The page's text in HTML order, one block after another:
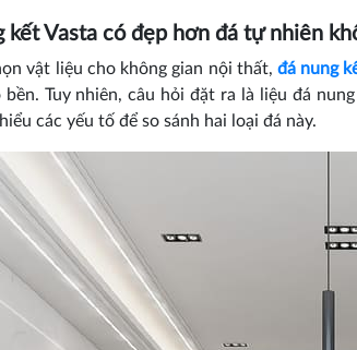
kết Vasta có đẹp hơn đá tự nhiên
vật liệu cho không gian nội thất, đá nung
bền. Tuy nhiên, câu hỏi đặt ra là liệu đá
các yếu tố để so sánh hai loại đá này.